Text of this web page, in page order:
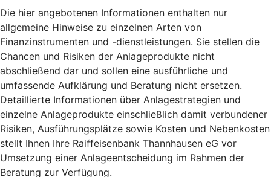
Die hier angebotenen Informationen enthalten nur
allgemeine Hinweise zu einzelnen Arten von
Finanzinstrumenten und -dienstleistungen. Sie stellen die
Chancen und Risiken der Anlageprodukte nicht
abschließend dar und sollen eine ausführliche und
umfassende Aufklärung und Beratung nicht ersetzen.
Detaillierte Informationen über Anlagestrategien und
einzelne Anlageprodukte einschließlich damit verbundener
Risiken, Ausführungsplätze sowie Kosten und Nebenkosten
stellt Ihnen Ihre Raiffeisenbank Thannhausen eG vor
Umsetzung einer Anlageentscheidung im Rahmen der
Beratung zur Verfügung.